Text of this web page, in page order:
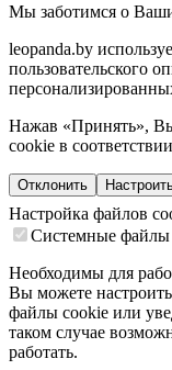
Мы заботимся о
leopanda.by
пользовательского
Нажав «Принять», Вы
cookie в
Отклонить
Настройка файлов
Системные файлы
Необходимы для
Вы можете
файлы cookie или
таком случае
работать.